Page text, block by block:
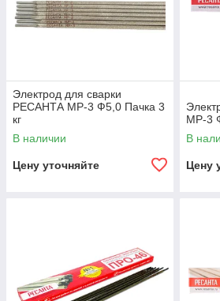
Электрод для сварки
РЕСАНТА МР-3 Ф5,0 Пачка 3
кг
В наличии
Цену уточняйте
МР-3
В
Цену